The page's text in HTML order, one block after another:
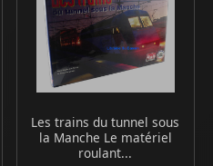
Les trains du tunnel sous
la Manche Le matériel
roulant...